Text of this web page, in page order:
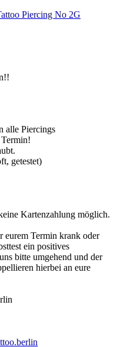
alle Piercings
getestet)
Kartenzahlung möglich.
eurem Termin krank oder
ein positives
bitte umgehend und der
hierbei an eure